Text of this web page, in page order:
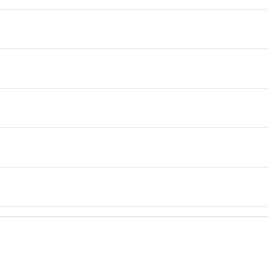
korlátozást rendelt el. A letiltott termékek listája az
Állategészségügyi főosztályvezetőjének tájékoztatása alapján
i értesítés alapján)